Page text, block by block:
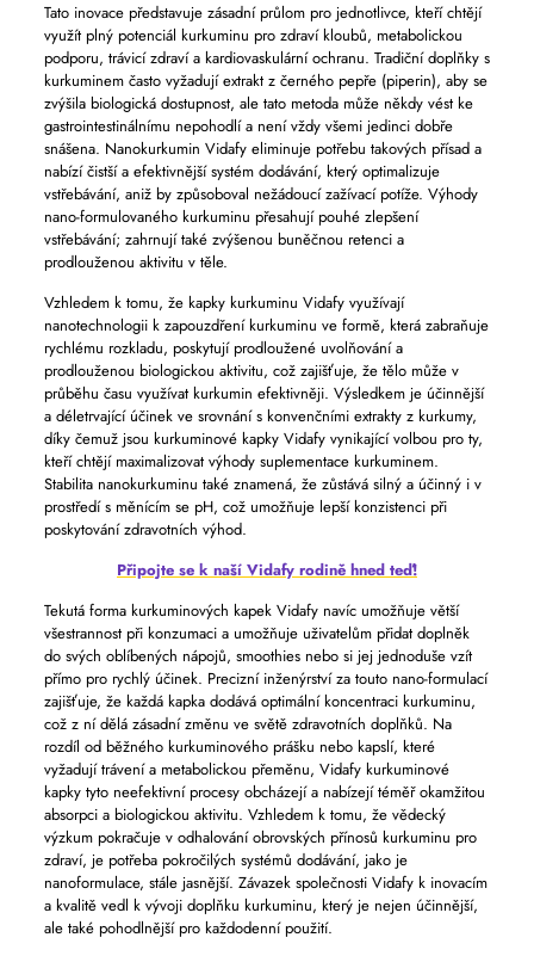
Tato inovace představuje zásadní průlom pro jednotlivce, kteří chtějí
využít plný potenciál kurkuminu pro zdraví kloubů, metabolickou
podporu, trávicí zdraví a kardiovaskulární ochranu. Tradiční doplňky s
kurkuminem často vyžadují extrakt z černého pepře (piperin), aby se
zvýšila biologická dostupnost, ale tato metoda může někdy vést ke
gastrointestinálnímu nepohodlí a není vždy všemi jedinci dobře
snášena. Nanokurkumin Vidafy eliminuje potřebu takových přísad a
nabízí čistší a efektivnější systém dodávání, který optimalizuje
vstřebávání, aniž by způsoboval nežádoucí zažívací potíže. Výhody
nano-formulovaného kurkuminu přesahují pouhé zlepšení
vstřebávání; zahrnují také zvýšenou buněčnou retenci a
prodlouženou aktivitu v těle.
Vzhledem k tomu, že kapky kurkuminu Vidafy využívají
nanotechnologii k zapouzdření kurkuminu ve formě, která zabraňuje
rychlému rozkladu, poskytují prodloužené uvolňování a
prodlouženou biologickou aktivitu, což zajišťuje, že tělo může v
průběhu času využívat kurkumin efektivněji. Výsledkem je účinnější
a déletrvající účinek ve srovnání s konvenčními extrakty z kurkumy,
díky čemuž jsou kurkuminové kapky Vidafy vynikající volbou pro ty,
kteří chtějí maximalizovat výhody suplementace kurkuminem.
Stabilita nanokurkuminu také znamená, že zůstává silný a účinný i v
prostředí s měnícím se pH, což umožňuje lepší konzistenci při
poskytování zdravotních výhod.
Připojte se k naší Vidafy rodině hned teď!
Tekutá forma kurkuminových kapek Vidafy navíc umožňuje větší
všestrannost při konzumaci a umožňuje uživatelům přidat doplněk
do svých oblíbených nápojů, smoothies nebo si jej jednoduše vzít
přímo pro rychlý účinek. Precizní inženýrství za touto nano-formulací
zajišťuje, že každá kapka dodává optimální koncentraci kurkuminu,
což z ní dělá zásadní změnu ve světě zdravotních doplňků. Na
rozdíl od běžného kurkuminového prášku nebo kapslí, které
vyžadují trávení a metabolickou přeměnu, Vidafy kurkuminové
kapky tyto neefektivní procesy obcházejí a nabízejí téměř okamžitou
absorpci a biologickou aktivitu. Vzhledem k tomu, že vědecký
výzkum pokračuje v odhalování obrovských přínosů kurkuminu pro
zdraví, je potřeba pokročilých systémů dodávání, jako je
nanoformulace, stále jasnější. Závazek společnosti Vidafy k inovacím
a kvalitě vedl k vývoji doplňku kurkuminu, který je nejen účinnější,
ale také pohodlnější pro každodenní použití.